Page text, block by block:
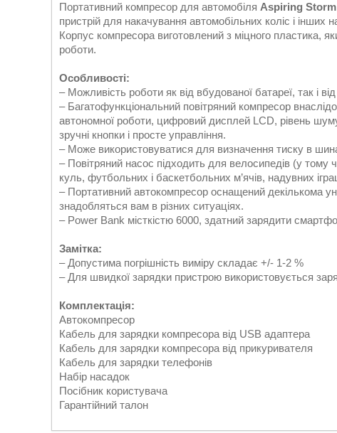
Портативний компресор для автомобіля Aspiring
пристрій для накачування автомобільних коліс і інших
Корпус компресора виготовлений з міцного пластика,
роботи.
Особливості:
– Можливість роботи як від вбудованої батареї, так і
– Багатофункціональний повітряний компресор
автономної роботи, цифровий дисплей LCD, рівень
зручні кнопки і просте управління.
– Може використовуватися для визначення тиску в
– Повітряний насос підходить для велосипедів (у тому
куль, футбольних і баскетбольних м’ячів, надувних
– Портативний автокомпресор оснащений декількома
знадобляться вам в різних ситуаціях.
– Power Bank місткістю 6000, здатний зарядити
Замітка:
– Допустима погрішність виміру складає +/- 1-2 %
– Для швидкої зарядки пристрою використовується
Комплектація:
Автокомпресор
Кабель для зарядки компресора від USB адаптера
Кабель для зарядки компресора від прикуривателя
Кабель для зарядки телефонів
Набір насадок
Посібник користувача
Гарантійний талон